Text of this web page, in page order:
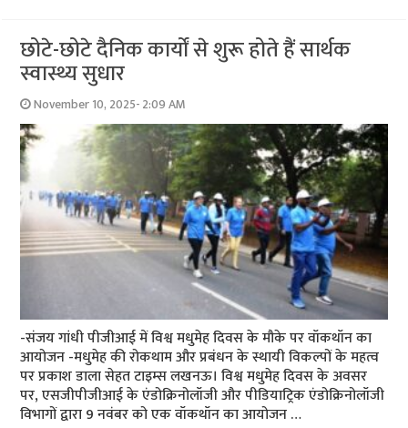
छोटे-छोटे दैनिक कार्यों से शुरू होते हैं सार्थक
स्वास्थ्य सुधार
November 10, 2025- 2:09 AM
-संजय गांधी पीजीआई में विश्व मधुमेह दिवस के मौके पर वॉकथॉन का
आयोजन -मधुमेह की रोकथाम और प्रबंधन के स्थायी विकल्पों के महत्व
पर प्रकाश डाला सेहत टाइम्स लखनऊ। विश्व मधुमेह दिवस के अवसर
पर, एसजीपीजीआई के एंडोक्रिनोलॉजी और पीडियाट्रिक एंडोक्रिनोलॉजी
विभागों द्वारा 9 नवंबर को एक वॉकथॉन का आयोजन …